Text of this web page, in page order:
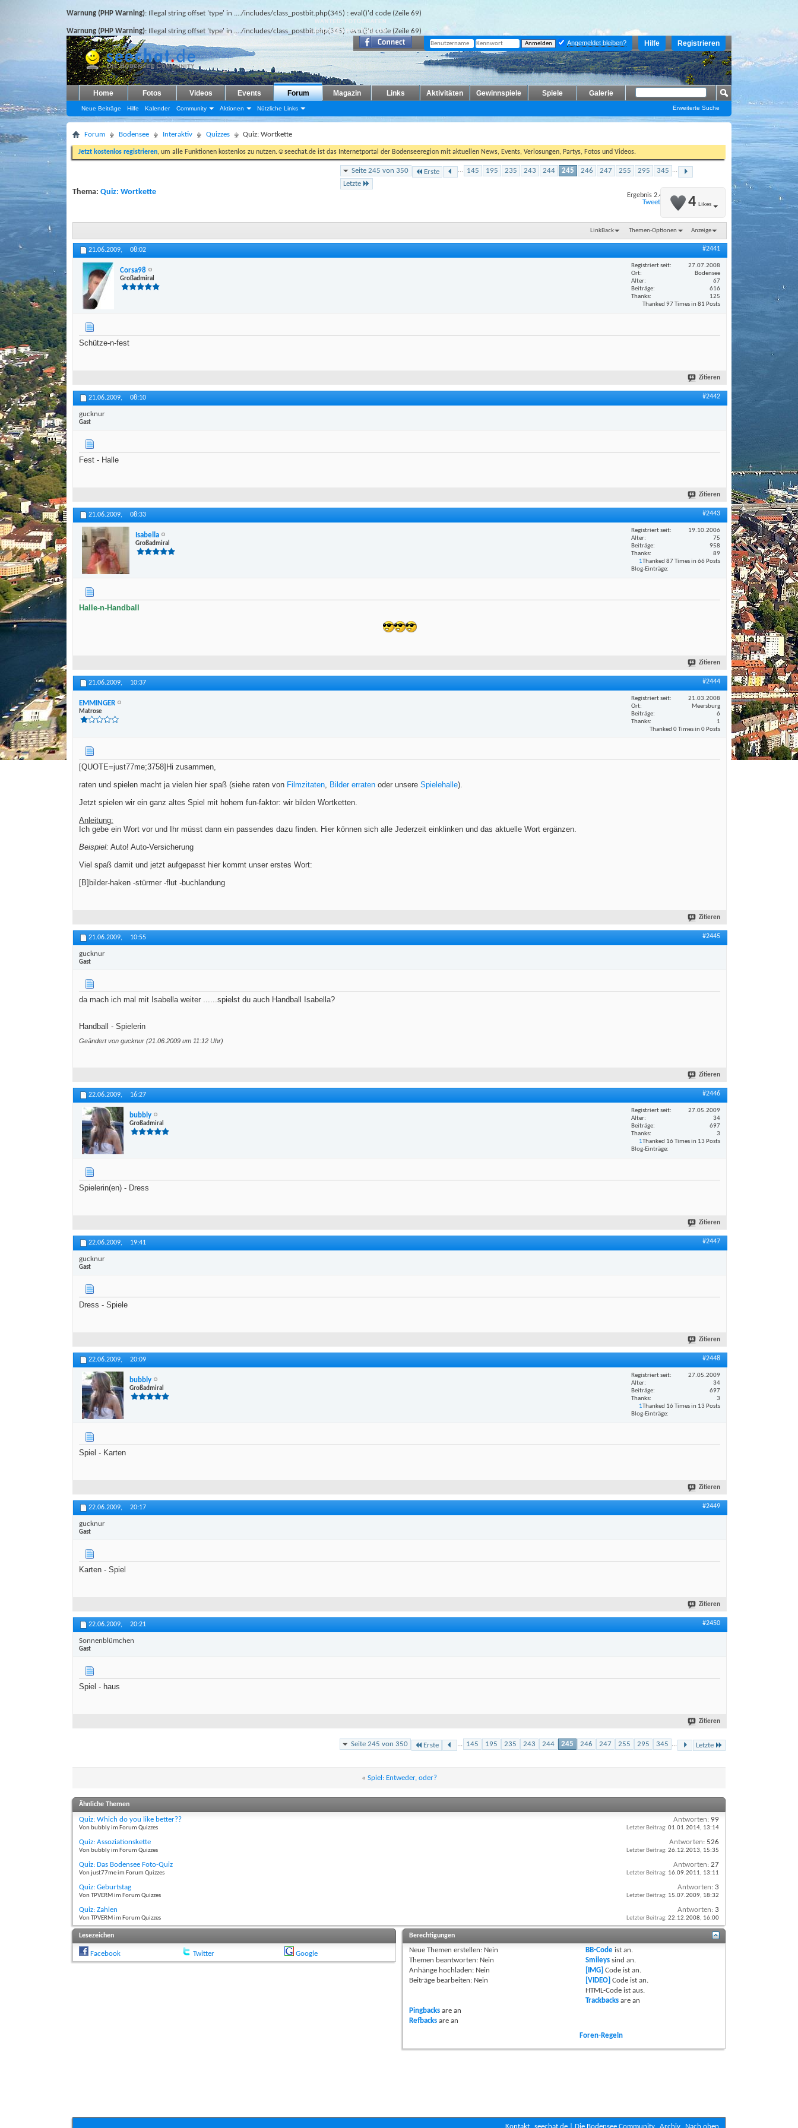
Warnung (PHP Warning): Illegal string offset 'type' in ..../includes/class_postbit.php(345) : eval()'d code (Zeile 69)
Warnung (PHP Warning): Illegal string offset 'type' in ..../includes/class_postbit.php(345) : eval()'d code (Zeile 69)
Registrieren
Hilfe
Angemeldet bleiben?
Home Fotos Videos Events Forum
Neue Beiträge Hilfe Kalender Community Aktionen Nützliche Links
Magazin Links Aktivitäten Gewinnspiele Spiele Galerie
Erweiterte Suche
Forum Bodensee Interaktiv Quizzes Quiz: Wortkette
Jetzt kostenlos registrieren, um alle Funktionen kostenlos zu nutzen.☺seechat.de ist das Internetportal der Bodenseeregion mit aktuellen News, Events, Verlosungen, Partys, Fotos und Videos.
Seite 245 von 350 Erste ... 145 195 235 243 244 245 246 247 255 295 345 ...
Letzte
Ergebnis 2.441 bis 2.450 von 3498
4 Likes
Thema: Quiz: Wortkette
Tweet
LinkBack Themen-Optionen Anzeige
21.06.2009, 08:02 #2441
Corsa98
Großadmiral
Registriert seit
27.07.2008
Ort
Bodensee
Alter
67
Beiträge
616
Thanks
125
Thanked 97 Times in 81 Posts
Schütze-n-fest
Zitieren
21.06.2009, 08:10 #2442
gucknur
Gast
Fest - Halle
Zitieren
21.06.2009, 08:33 #2443
Isabella
Großadmiral
Registriert seit
19.10.2006
Alter
75
Beiträge
958
Thanks
89
Thanked 87 Times in 66 Posts
Blog-Einträge
1
Halle-n-Handball
Zitieren
21.06.2009, 10:37 #2444
EMMINGER
Matrose
Registriert seit
21.03.2008
Ort
Meersburg
Beiträge
6
Thanks
1
Thanked 0 Times in 0 Posts
[QUOTE=just77me;3758]Hi zusammen,
raten und spielen macht ja vielen hier spaß (siehe raten von Filmzitaten, Bilder erraten oder unsere Spielehalle).
Jetzt spielen wir ein ganz altes Spiel mit hohem fun-faktor: wir bilden Wortketten.
Anleitung:
Ich gebe ein Wort vor und Ihr müsst dann ein passendes dazu finden. Hier können sich alle Jederzeit einklinken und das aktuelle Wort ergänzen.
Beispiel: Auto! Auto-Versicherung
Viel spaß damit und jetzt aufgepasst hier kommt unser erstes Wort:
[B]bilder-haken -stürmer -flut -buchlandung
Zitieren
21.06.2009, 10:55 #2445
gucknur
Gast
da mach ich mal mit Isabella weiter ......spielst du auch Handball Isabella?
Handball - Spielerin
Geändert von gucknur (21.06.2009 um 11:12 Uhr)
Zitieren
22.06.2009, 16:27 #2446
bubbly
Großadmiral
Registriert seit
27.05.2009
Alter
34
Beiträge
697
Thanks
3
Thanked 16 Times in 13 Posts
Blog-Einträge
1
Spielerin(en) - Dress
Zitieren
22.06.2009, 19:41 #2447
gucknur
Gast
Dress - Spiele
Zitieren
22.06.2009, 20:09 #2448
bubbly
Großadmiral
Registriert seit
27.05.2009
Alter
34
Beiträge
697
Thanks
3
Thanked 16 Times in 13 Posts
Blog-Einträge
1
Spiel - Karten
Zitieren
22.06.2009, 20:17 #2449
gucknur
Gast
Karten - Spiel
Zitieren
22.06.2009, 20:21 #2450
Sonnenblümchen
Gast
Spiel - haus
Zitieren
Seite 245 von 350 Erste ... 145 195 235 243 244 245 246 247 255 295 345 ... Letzte
« Spiel: Entweder, oder?
Ähnliche Themen
Quiz: Which do you like better??
Von bubbly im Forum Quizzes
Antworten: 99
Letzter Beitrag: 01.01.2014, 13:14
Quiz: Assoziationskette
Von bubbly im Forum Quizzes
Antworten: 526
Letzter Beitrag: 26.12.2013, 15:35
Quiz: Das Bodensee Foto-Quiz
Von just77me im Forum Quizzes
Antworten: 27
Letzter Beitrag: 16.09.2011, 13:11
Quiz: Geburtstag
Von TPVERM im Forum Quizzes
Antworten: 3
Letzter Beitrag: 15.07.2009, 18:32
Quiz: Zahlen
Von TPVERM im Forum Quizzes
Antworten: 3
Letzter Beitrag: 22.12.2008, 16:00
Lesezeichen
Facebook Twitter Google
Berechtigungen
Neue Themen erstellen: Nein
Themen beantworten: Nein
Anhänge hochladen: Nein
Beiträge bearbeiten: Nein
BB-Code istan.
Smileys sindan.
[IMG] Code istan.
[VIDEO] Code istan.
HTML-Code istaus.
Trackbacks arean
Pingbacksare an
Refbacksare an
Foren-Regeln
Kontakt seechat.de | Die Bodensee Community Archiv Nach oben